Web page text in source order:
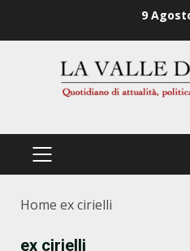
9
PRIMÄRES
Home ex cirielli
ex cirielli